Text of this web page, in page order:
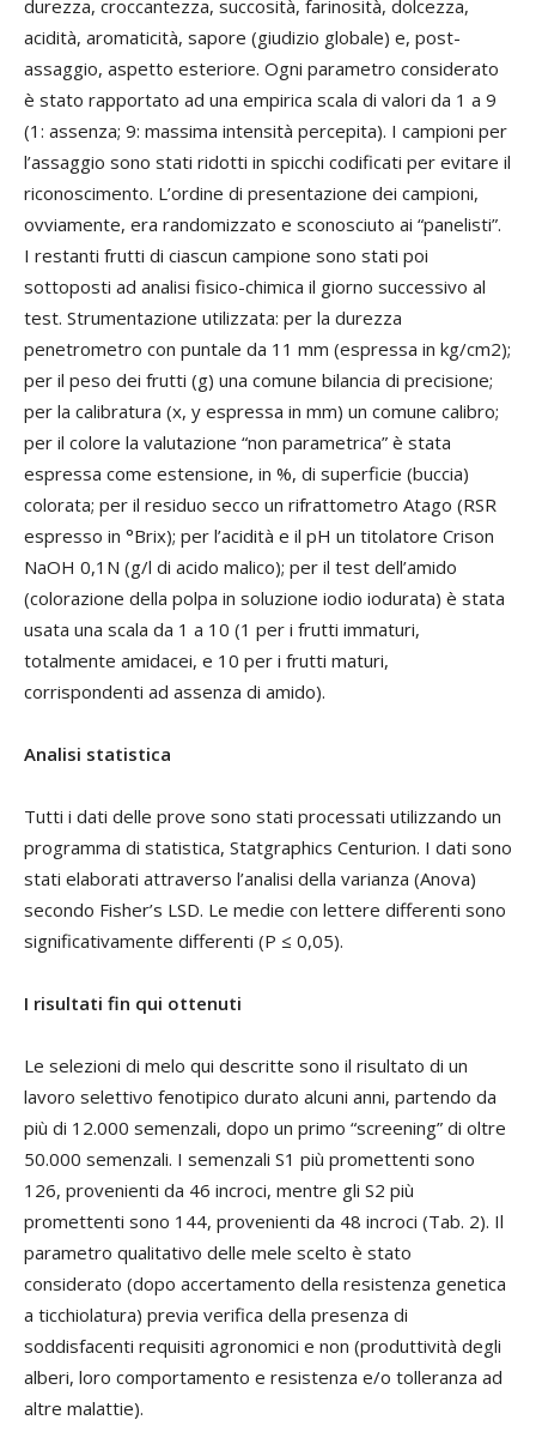
durezza, croccantezza, succosità, farinosità, dolcezza,
acidità, aromaticità, sapore (giudizio globale) e, post-
assaggio, aspetto esteriore. Ogni parametro considerato
è stato rapportato ad una empirica scala di valori da 1 a 9
(1: assenza; 9: massima intensità percepita). I campioni per
l’assaggio sono stati ridotti in spicchi codificati per evitare il
riconoscimento. L’ordine di presentazione dei campioni,
ovviamente, era randomizzato e sconosciuto ai “panelisti”.
I restanti frutti di ciascun campione sono stati poi
sottoposti ad analisi fisico-chimica il giorno successivo al
test. Strumentazione utilizzata: per la durezza
penetrometro con puntale da 11 mm (espressa in kg/cm2);
per il peso dei frutti (g) una comune bilancia di precisione;
per la calibratura (x, y espressa in mm) un comune calibro;
per il colore la valutazione “non parametrica” è stata
espressa come estensione, in %, di superficie (buccia)
colorata; per il residuo secco un rifrattometro Atago (RSR
espresso in °Brix); per l’acidità e il pH un titolatore Crison
NaOH 0,1N (g/l di acido malico); per il test dell’amido
(colorazione della polpa in soluzione iodio iodurata) è stata
usata una scala da 1 a 10 (1 per i frutti immaturi,
totalmente amidacei, e 10 per i frutti maturi,
corrispondenti ad assenza di amido).
Analisi statistica
Tutti i dati delle prove sono stati processati utilizzando un
programma di statistica, Statgraphics Centurion. I dati sono
stati elaborati attraverso l’analisi della varianza (Anova)
secondo Fisher’s LSD. Le medie con lettere differenti sono
significativamente differenti (P ≤ 0,05).
I risultati fin qui ottenuti
Le selezioni di melo qui descritte sono il risultato di un
lavoro selettivo fenotipico durato alcuni anni, partendo da
più di 12.000 semenzali, dopo un primo “screening” di oltre
50.000 semenzali. I semenzali S1 più promettenti sono
126, provenienti da 46 incroci, mentre gli S2 più
promettenti sono 144, provenienti da 48 incroci (Tab. 2). Il
parametro qualitativo delle mele scelto è stato
considerato (dopo accertamento della resistenza genetica
a ticchiolatura) previa verifica della presenza di
soddisfacenti requisiti agronomici e non (produttività degli
alberi, loro comportamento e resistenza e/o tolleranza ad
altre malattie).